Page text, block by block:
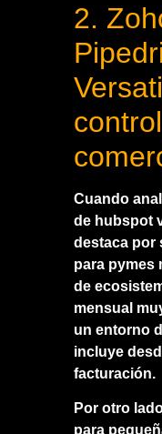
2.
Cuando
de hubspot
destaca por
para pymes
de
mensual
un entorno
incluye
facturación.
Por otro
para